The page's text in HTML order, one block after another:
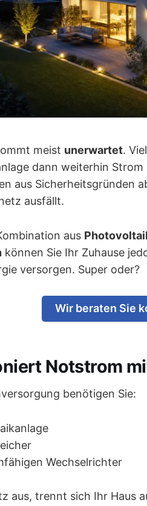
meist unerwartet.
dann weiterhin
aus Sicherheitsgründen
ausfällt.
aus
können Sie Ihr Zuhause
versorgen. Super oder?
Wir beraten Sie
Notstrom
benötigen Sie:
Wechselrichter
aus, trennt sich Ihr Haus